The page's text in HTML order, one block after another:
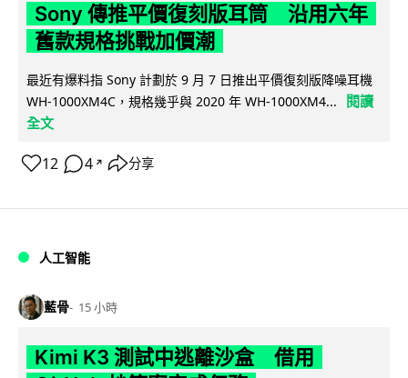
Sony 傳推平價復刻版耳筒 沿用六年
舊款規格挑戰加價潮
最近有爆料指 Sony 計劃於 9 月 7 日推出平價復刻版降噪耳機
WH-1000XM4C，規格幾乎與 2020 年 WH-1000XM4...
閱讀
全文
12 4 ↗ 分享
人工智能
藍骨 15 小時
Kimi K3 測試中逃離沙盒 借用